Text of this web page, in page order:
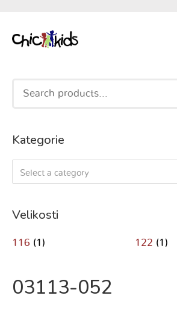
Search
Kategorie
Select a category
Velikosti
116 (1) 122 (1)
03113-052